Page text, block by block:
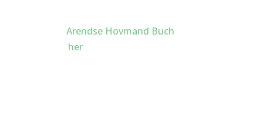
med psykologArendse Hovmand Buch
her